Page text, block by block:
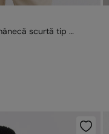
Cămașă bowling cu mânecă scurtă tip in